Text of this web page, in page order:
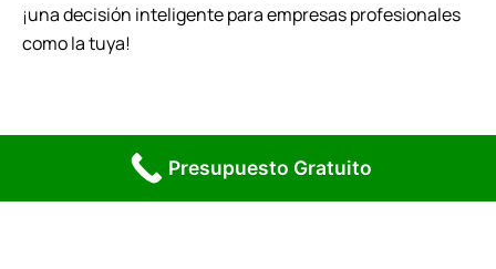
¡una decisión inteligente para empresas profesionales
como la tuya!
Presupuesto Gratuito